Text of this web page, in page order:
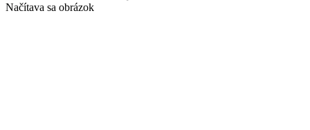
Načítava sa obrázok